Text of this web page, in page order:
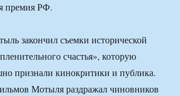
премия РФ.
закончил съемки исторической
счастья», которую
признали кинокритики и публика.
Мотыля раздражал чиновников